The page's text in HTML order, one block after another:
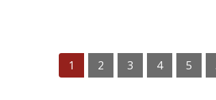
1 2 3 4 5